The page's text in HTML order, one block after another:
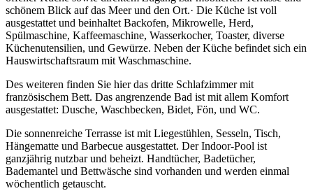
schönem Blick auf das Meer und den Ort.· Die Küche ist voll
ausgestattet und beinhaltet Backofen, Mikrowelle, Herd,
Spülmaschine, Kaffeemaschine, Wasserkocher, Toaster, diverse
Küchenutensilien, und Gewürze. Neben der Küche befindet sich ein
Hauswirtschaftsraum mit Waschmaschine.
Des weiteren finden Sie hier das dritte Schlafzimmer mit
französischem Bett. Das angrenzende Bad ist mit allem Komfort
ausgestattet: Dusche, Waschbecken, Bidet, Fön, und WC.
Die sonnenreiche Terrasse ist mit Liegestühlen, Sesseln, Tisch,
Hängematte und Barbecue ausgestattet. Der Indoor-Pool ist
ganzjährig nutzbar und beheizt. Handtücher, Badetücher,
Bademantel und Bettwäsche sind vorhanden und werden einmal
wöchentlich getauscht.